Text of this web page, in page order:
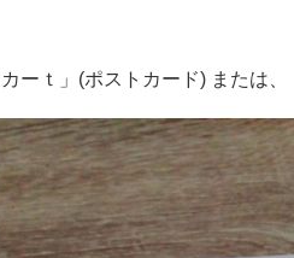
カーｔ」(ポストカード) または、